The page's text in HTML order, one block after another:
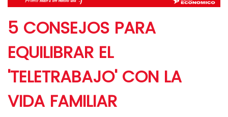
5 CONSEJOS PARA
EQUILIBRAR EL
'TELETRABAJO' CON LA
VIDA FAMILIAR